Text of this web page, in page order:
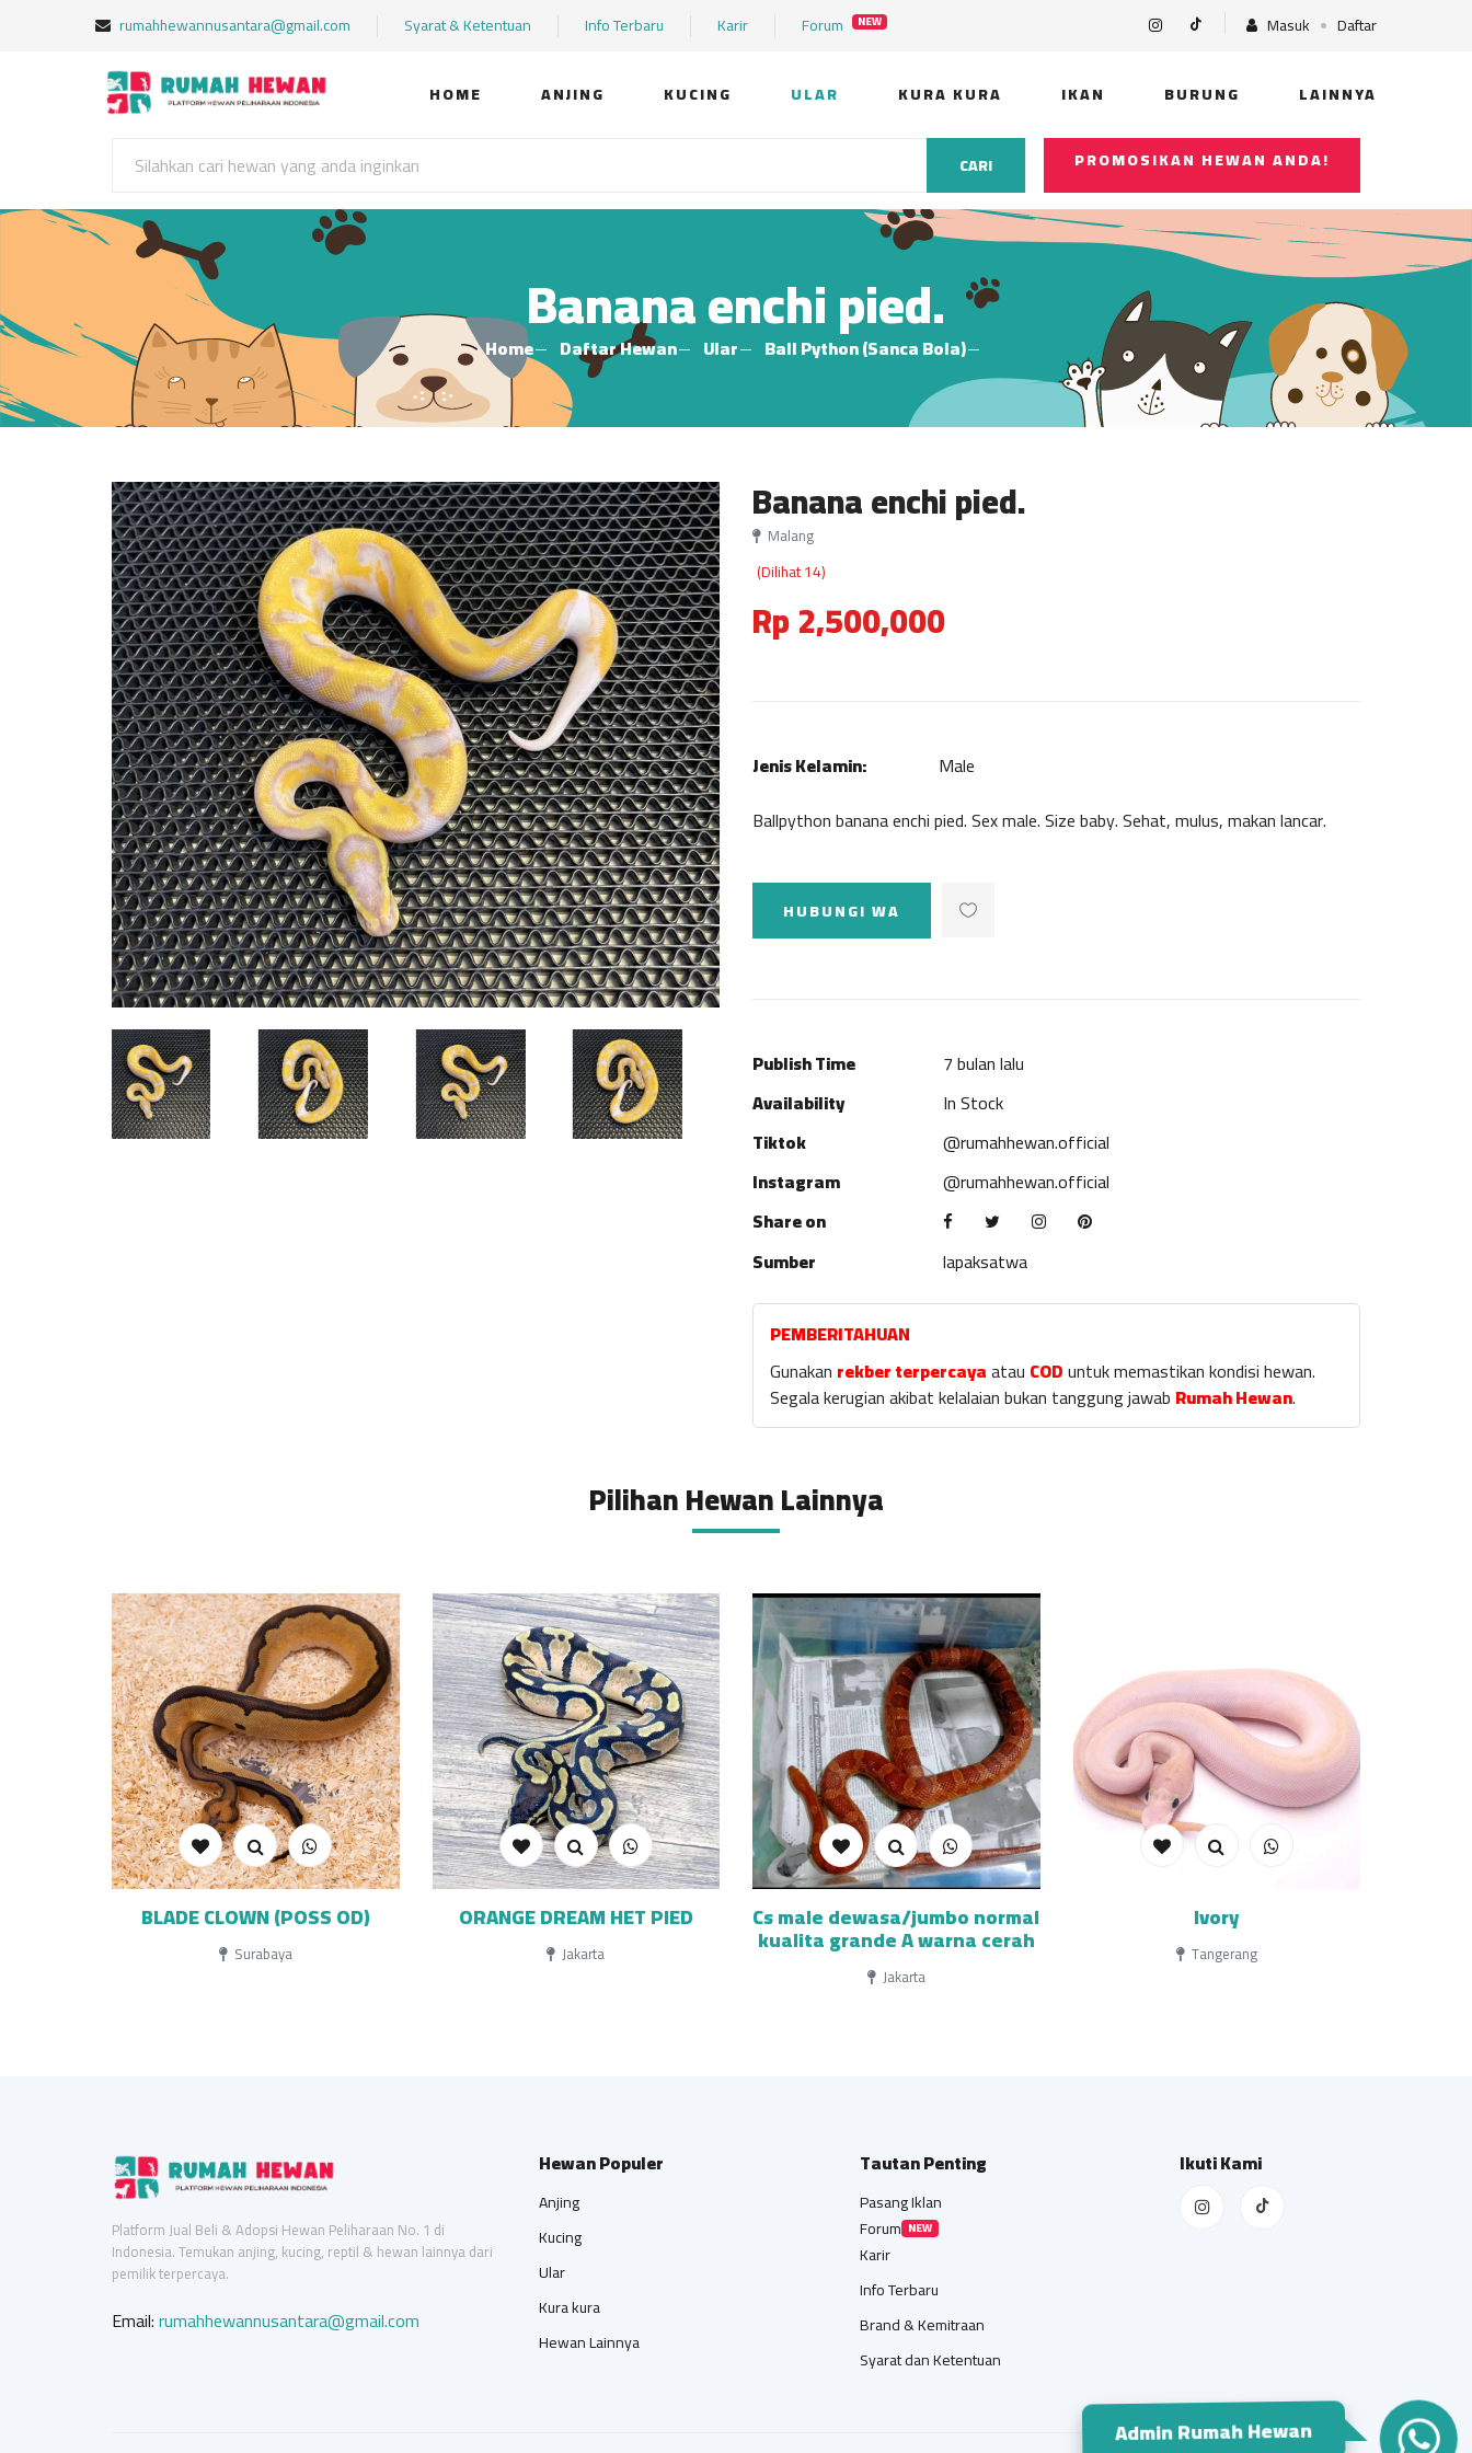
rumahhewannusantara@gmail.com Syarat & Ketentuan Info Terbaru Karir Forum NEW Masuk Daftar
HOME ANJING KUCING ULAR KURA KURA IKAN BURUNG LAINNYA
CARI PROMOSIKAN HEWAN ANDA!
Banana enchi pied.
Home Daftar Hewan Ular Ball Python (Sanca Bola)
Banana enchi pied.
Malang
(Dilihat 14)
Rp 2,500,000
Jenis Kelamin:
Male
Ballpython banana enchi pied. Sex male. Size baby. Sehat, mulus, makan lancar.
HUBUNGI WA
Publish Time
7 bulan lalu
Availability
In Stock
Tiktok
@rumahhewan.official
Instagram
@rumahhewan.official
Share on
Sumber
lapaksatwa
PEMBERITAHUAN
Gunakan rekber terpercayaatau CODuntuk memastikan kondisi hewan.
Segala kerugian akibat kelalaian bukan tanggung jawab Rumah Hewan.
Pilihan Hewan Lainnya
BLADE CLOWN (POSS OD)
Surabaya
ORANGE DREAM HET PIED
Jakarta
Cs male dewasa/jumbo normal
kualita grande A warna cerah
Jakarta
Ivory
Tangerang
Admin Rumah Hewan
Platform Jual Beli & Adopsi Hewan Peliharaan No. 1 di
Indonesia. Temukan anjing, kucing, reptil & hewan lainnya dari
pemilik terpercaya.
Email:rumahhewannusantara@gmail.com
Hewan Populer
Anjing
Kucing
Ular
Kura kura
Hewan Lainnya
Tautan Penting
Pasang Iklan
Forum NEW
Karir
Info Terbaru
Brand & Kemitraan
Syarat dan Ketentuan
Ikuti Kami